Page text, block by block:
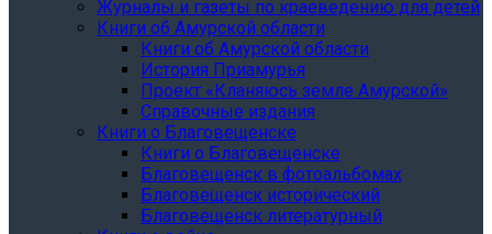
Журналы и газеты по краеведению для детей
Книги об Амурской области
Книги об Амурской области
История Приамурья
Проект «Кланяюсь земле Амурской»
Справочные издания
Книги о Благовещенске
Книги о Благовещенске
Благовещенск в фотоальбомах
Благовещенск исторический
Благовещенск литературный